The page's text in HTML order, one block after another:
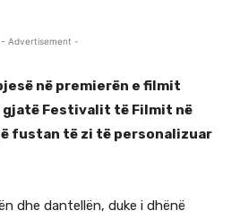
- Advertisement -
në premierën e filmit
gjatë Festivalit të Filmit në
fustan të zi të personalizuar
dhe dantellën, duke i dhënë